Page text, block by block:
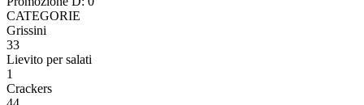
CATEGORIE
Grissini
33
Lievito per salati
1
Crackers